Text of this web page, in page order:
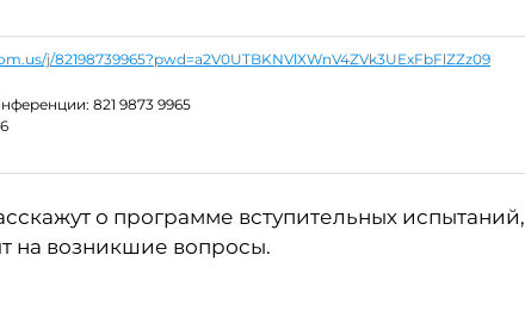
j/82198739965?pwd=a2V0UTBKNVlXWnV4ZVk3UExFbFlZZz09
821 9873 9965
о программе вступительных испытаний,
на возникшие вопросы.